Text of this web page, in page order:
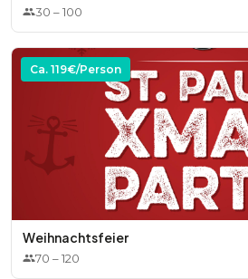
30 –100
Ca. 119€/Person
Weihnachtsfeier
70 –120